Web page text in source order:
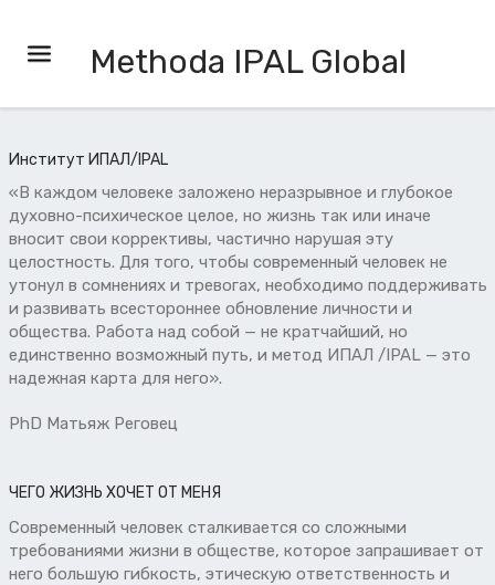
Methoda IPAL Global
Институт ИПАЛ/IPAL
«В каждом человеке заложено неразрывное и глубокое
духовно-психическое целое, но жизнь так или иначе
вносит свои коррективы, частично нарушая эту
целостность. Для того, чтобы современный человек не
утонул в сомнениях и тревогах, необходимо поддерживать
и развивать всестороннее обновление личности и
общества. Работа над собой — не кратчайший, но
единственно возможный путь, и метод ИПАЛ /IPAL — это
надежная карта для него».
PhD Матьяж Реговец
ЧЕГО ЖИЗНЬ ХОЧЕТ ОТ МЕНЯ
Современный человек сталкивается со сложными
требованиями жизни в обществе, которое запрашивает от
него большую гибкость, этическую ответственность и